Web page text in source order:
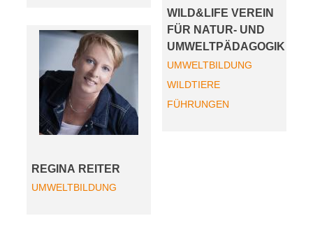
REGINA REITER
UMWELTBILDUNG
WILD&LIFE VEREIN
FÜR NATUR- UND
UMWELTPÄDAGOGIK
UMWELTBILDUNG
WILDTIERE
FÜHRUNGEN